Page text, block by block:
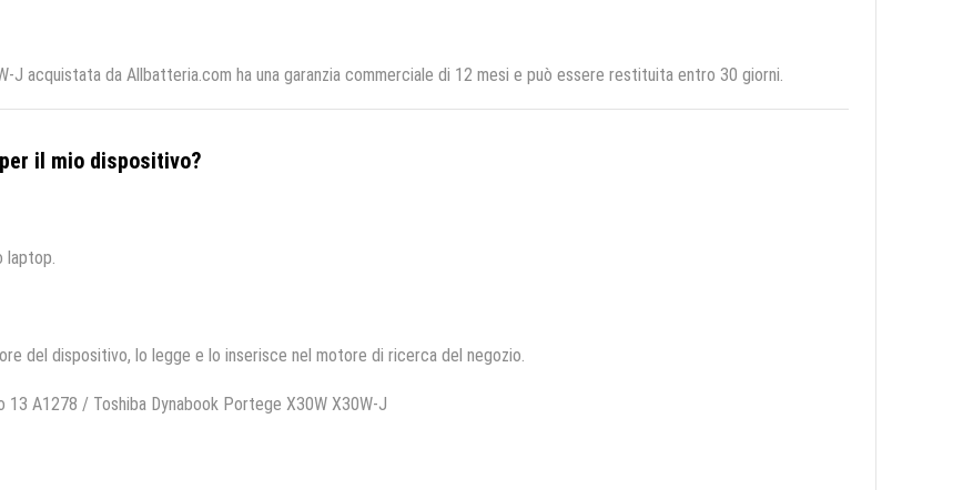
J acquistata da Allbatteria.com ha una garanzia commerciale di 12 mesi e può essere restituita entro 30 giorni.
il mio dispositivo?
laptop.
del dispositivo, lo legge e lo inserisce nel motore di ricerca del negozio.
A1278 / Toshiba Dynabook Portege X30W X30W-J